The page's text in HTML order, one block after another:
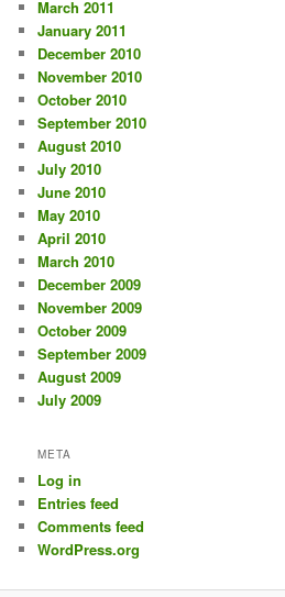
March 2011
January 2011
December 2010
November 2010
October 2010
September 2010
August 2010
July 2010
June 2010
May 2010
April 2010
March 2010
December 2009
November 2009
October 2009
September 2009
August 2009
July 2009
META
Log in
Entries feed
Comments feed
WordPress.org